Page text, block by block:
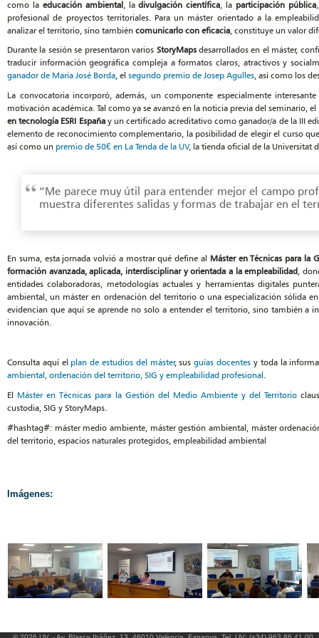
como la educación ambiental, ladivulgación científica , la participación pública
profesional de proyectos territoriales. Para un máster orientado a la
analizar el territorio, sino tambiéncomunicarlo con eficacia , constituye un valor
Durante la sesión se presentaron varios StoryMapsdesarrollados en el máster,
traducir información geográfica compleja a formatos claros, atractivos y
ganador de Maria José Borda, elsegundo premio de Josep Agulles, así como los
La convocatoria incorporó, además, un componente especialmente
motivación académica. Tal como ya se avanzó en la noticia previa del seminario,
en tecnología ESRI Españay un certificado acreditativo como ganador/a de la III
elemento de reconocimiento complementario, la posibilidad de elegir el curso
así como un premio de 50€ en La Tenda de la UV, la tienda oficial de la Universitat
“Me parece muy útil para entender mejor el campo
muestra diferentes salidas y formas de trabajar en el
En suma, esta jornada volvió a mostrar qué define al Máster en Técnicas para la
formación avanzada, aplicada, interdisciplinar y orientada a la empleabilidad,
entidades colaboradoras, metodologías actuales y herramientas digitales
ambiental, un máster en ordenación del territorio o una especialización sólida
evidencian que aquí se aprende no solo a entender el territorio, sino también a
innovación.
Consulta aquí el plan de estudios del máster, susguías docentes y toda la
ambiental, ordenación del territorio, SIG y empleabilidad profesional.
El Máster en Técnicas para la Gestión del Medio Ambiente y del Territorio
custodia, SIG y StoryMaps.
#hashtag#: máster medio ambiente, máster gestión ambiental, máster
del territorio, espacios naturales protegidos, empleabilidad ambiental
Imágenes: